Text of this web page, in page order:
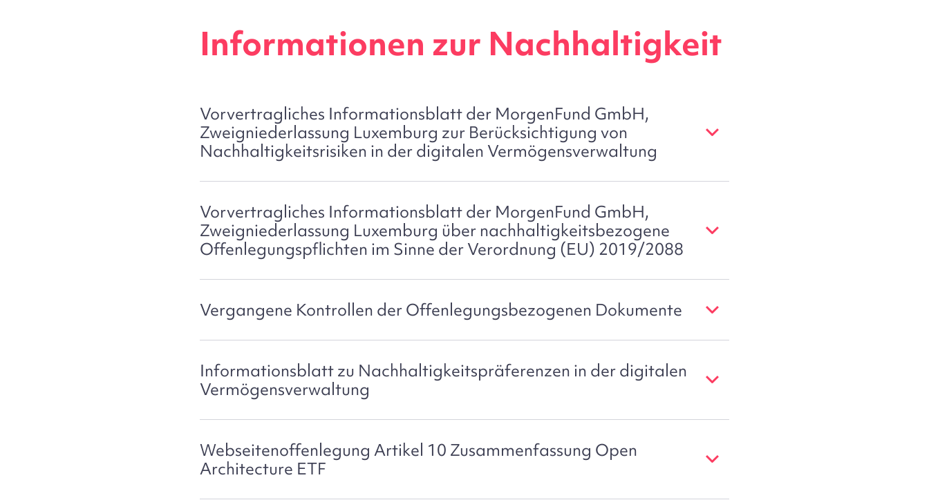
Informationen zur Nachhaltigkeit
Vorvertragliches Informationsblatt der MorgenFund GmbH,
Zweigniederlassung Luxemburg zur Berücksichtigung von
Nachhaltigkeitsrisiken in der digitalen Vermögensverwaltung
Vorvertragliches Informationsblatt der MorgenFund GmbH,
Zweigniederlassung Luxemburg über nachhaltigkeitsbezogene
Offenlegungspflichten im Sinne der Verordnung (EU) 2019/2088
Vergangene Kontrollen der Offenlegungsbezogenen Dokumente
Informationsblatt zu Nachhaltigkeitspräferenzen in der digitalen
Vermögensverwaltung
Webseitenoffenlegung Artikel 10 Zusammenfassung Open
Architecture ETF